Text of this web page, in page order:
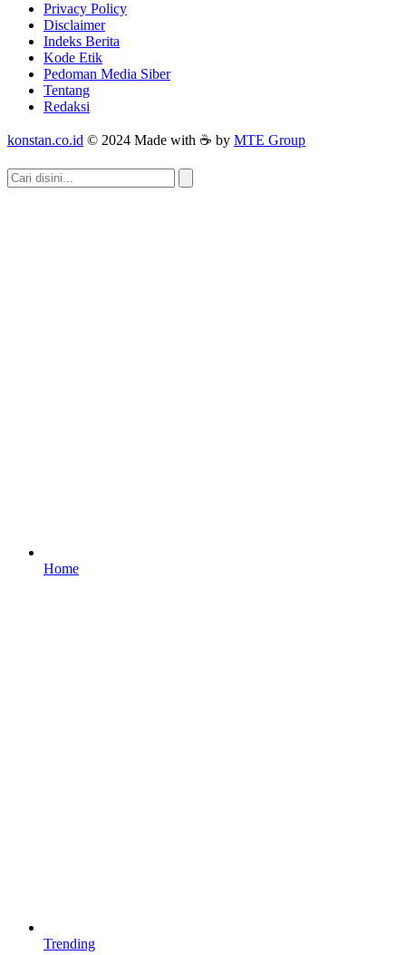
Privacy Policy
Disclaimer
Indeks Berita
Kode Etik
Pedoman Media Siber
Tentang
Redaksi
konstan.co.id © 2024 Made with ☕ by MTE Group
Home
Trending